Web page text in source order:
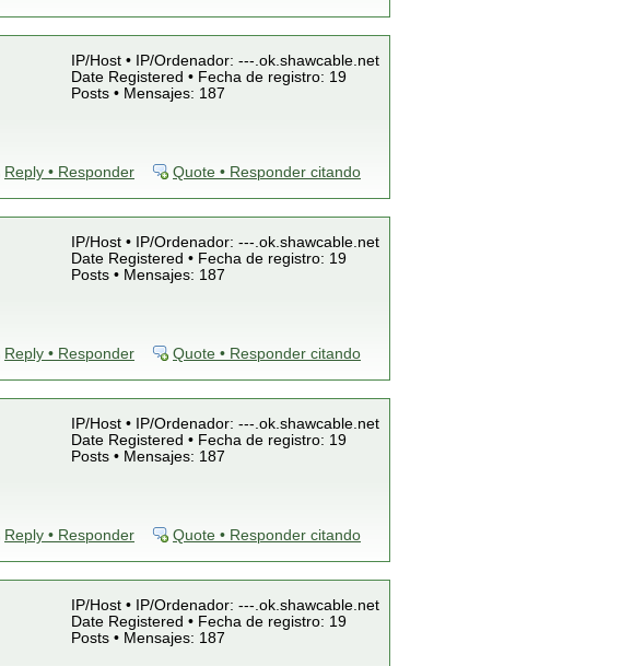
IP/Host • IP/Ordenador: ---.ok.shawcable.net
Date Registered • Fecha de registro: 19
Posts • Mensajes: 187
Reply • Responder Quote • Responder citando
IP/Host • IP/Ordenador: ---.ok.shawcable.net
Date Registered • Fecha de registro: 19
Posts • Mensajes: 187
Reply • Responder Quote • Responder citando
IP/Host • IP/Ordenador: ---.ok.shawcable.net
Date Registered • Fecha de registro: 19
Posts • Mensajes: 187
Reply • Responder Quote • Responder citando
IP/Host • IP/Ordenador: ---.ok.shawcable.net
Date Registered • Fecha de registro: 19
Posts • Mensajes: 187